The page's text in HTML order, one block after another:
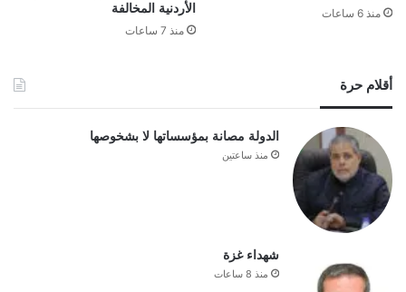
منذ 6 ساعات
الأردنية المخالفة
منذ 7 ساعات
أقلام حرة
الدولة مصانة بمؤسساتها لا بشخوصها
منذ ساعتين
شهداء غزة
منذ 8 ساعات